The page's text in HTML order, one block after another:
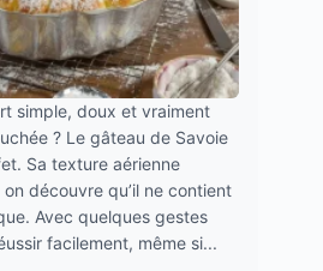
simple, doux et vraiment
? Le gâteau de Savoie
Sa texture aérienne
découvre qu’il ne contient
Avec quelques gestes
facilement, même si...